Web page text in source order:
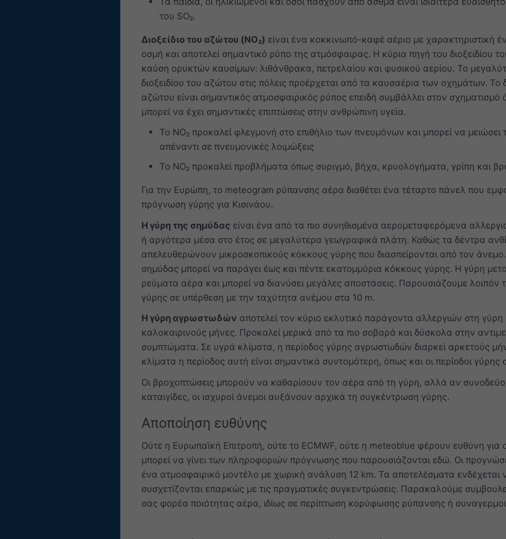
του SO₂.
Διοξείδιο του αζώτου (NO₂) είναι ένα κοκκινωπό-καφέ αέριο με χαρακτηριστική
οσμή και αποτελεί σημαντικό ρύπο της ατμόσφαιρας. Η κύρια πηγή του διοξειδίου
καύση ορυκτών καυσίμων: λιθάνθρακα, πετρελαίου και φυσικού αερίου. Το
διοξειδίου του αζώτου στις πόλεις προέρχεται από τα καυσαέρια των οχημάτων. Το
αζώτου είναι σημαντικός ατμοσφαιρικός ρύπος επειδή συμβάλλει στον σχηματισμό
μπορεί να έχει σημαντικές επιπτώσεις στην ανθρώπινη υγεία.
Το NO₂ προκαλεί φλεγμονή στο επιθήλιο των πνευμόνων και μπορεί να μειώσει
απέναντι σε πνευμονικές λοιμώξεις
Το NO₂ προκαλεί προβλήματα όπως συριγμό, βήχα, κρυολογήματα, γρίπη και
Για την Ευρώπη, το meteogram ρύπανσης αέρα διαθέτει ένα τέταρτο πάνελ που
πρόγνωση γύρης για Κισινάου.
Η γύρη της σημύδας είναι ένα από τα πιο συνηθισμένα αερομεταφερόμενα
ή αργότερα μέσα στο έτος σε μεγαλύτερα γεωγραφικά πλάτη. Καθώς τα δέντρα
απελευθερώνουν μικροσκοπικούς κόκκους γύρης που διασπείρονται από τον
σημύδας μπορεί να παράγει έως και πέντε εκατομμύρια κόκκους γύρης. Η γύρη
ρεύματα αέρα και μπορεί να διανύσει μεγάλες αποστάσεις. Παρουσιάζουμε λοιπόν
γύρης σε υπέρθεση με την ταχύτητα ανέμου στα 10 m.
Η γύρη αγρωστωδών αποτελεί τον κύριο εκλυτικό παράγοντα αλλεργιών στη
καλοκαιρινούς μήνες. Προκαλεί μερικά από τα πιο σοβαρά και δύσκολα στην
συμπτώματα. Σε υγρά κλίματα, η περίοδος γύρης αγρωστωδών διαρκεί αρκετούς
κλίματα η περίοδος αυτή είναι σημαντικά συντομότερη, όπως και οι περίοδοι γύρης
Οι βροχοπτώσεις μπορούν να καθαρίσουν τον αέρα από τη γύρη, αλλά αν
καταιγίδες, οι ισχυροί άνεμοι αυξάνουν αρχικά τη συγκέντρωση γύρης.
Αποποίηση ευθύνης
Ούτε η Ευρωπαϊκή Επιτροπή, ούτε το ECMWF, ούτε η meteoblue φέρουν ευθύνη για
μπορεί να γίνει των πληροφοριών πρόγνωσης που παρουσιάζονται εδώ. Οι
ένα ατμοσφαιρικό μοντέλο με χωρική ανάλυση 12 km. Τα αποτελέσματα ενδέχεται
συσχετίζονται επαρκώς με τις πραγματικές συγκεντρώσεις. Παρακαλούμε
σας φορέα ποιότητας αέρα, ιδίως σε περίπτωση κορύφωσης ρύπανσης ή